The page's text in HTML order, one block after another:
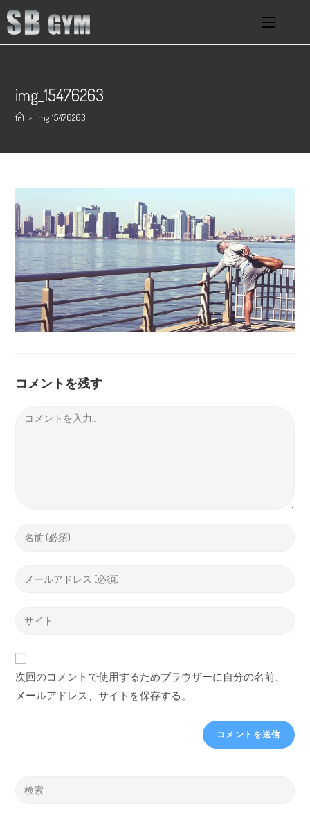
img_15476263
> img_15476263
コメントを残す
次回のコメントで使用するためブラウザーに自分の名前、
メールアドレス、サイトを保存する。